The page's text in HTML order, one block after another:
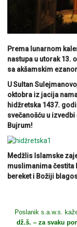
Prema lunarnom
nastupa u utorak 13.
sa akšamskim
U Sultan
oktobra iz jacija
hidžretska 1437.
svečanošću u
Bujrum!
Medžlis Islamske
muslimanima čestita
bereket i Božiji
Poslanik s.a.w.s.
dž.š. – za svaku